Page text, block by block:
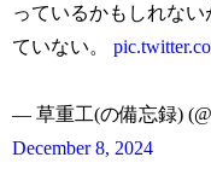
っているかもしれな
ていない。
— 草重工(の備忘録)
December 8, 2024